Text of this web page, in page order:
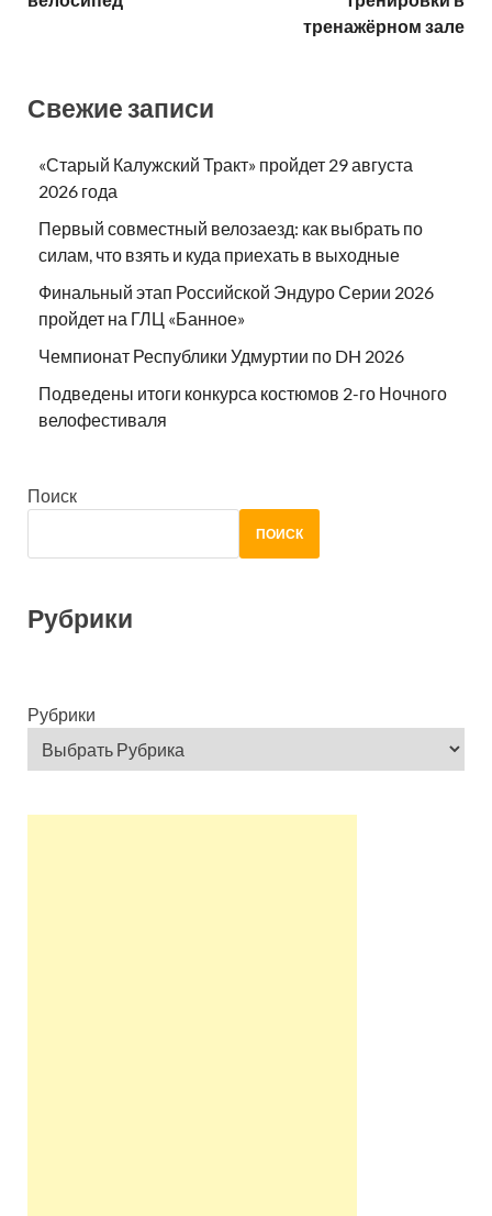
тренажёрном зале
Свежие записи
«Старый Калужский Тракт» пройдет 29 августа
2026 года
Первый совместный велозаезд: как выбрать по
силам, что взять и куда приехать в выходные
Финальный этап Российской Эндуро Серии 2026
пройдет на ГЛЦ «Банное»
Чемпионат Республики Удмуртии по DH 2026
Подведены итоги конкурса костюмов 2-го Ночного
велофестиваля
Поиск
ПОИСК
Рубрики
Рубрики